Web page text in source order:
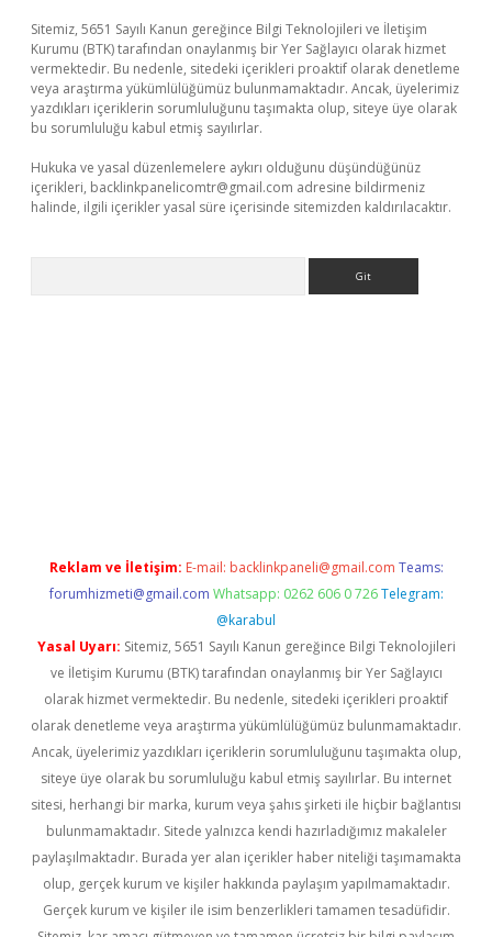
Sitemiz, 5651 Sayılı Kanun gereğince Bilgi Teknolojileri ve İletişim
Kurumu (BTK) tarafından onaylanmış bir Yer Sağlayıcı olarak hizmet
vermektedir. Bu nedenle, sitedeki içerikleri proaktif olarak denetleme
veya araştırma yükümlülüğümüz bulunmamaktadır. Ancak, üyelerimiz
yazdıkları içeriklerin sorumluluğunu taşımakta olup, siteye üye olarak
bu sorumluluğu kabul etmiş sayılırlar.
Hukuka ve yasal düzenlemelere aykırı olduğunu düşündüğünüz
içerikleri, backlinkpanelicomtr@gmail.com adresine bildirmeniz
halinde, ilgili içerikler yasal süre içerisinde sitemizden kaldırılacaktır.
Reklam ve İletişim: E-mail: backlinkpaneli@gmail.com Teams:
forumhizmeti@gmail.com Whatsapp: 0262 606 0 726 Telegram:
@karabul
Yasal Uyarı: Sitemiz, 5651 Sayılı Kanun gereğince Bilgi Teknolojileri
ve İletişim Kurumu (BTK) tarafından onaylanmış bir Yer Sağlayıcı
olarak hizmet vermektedir. Bu nedenle, sitedeki içerikleri proaktif
olarak denetleme veya araştırma yükümlülüğümüz bulunmamaktadır.
Ancak, üyelerimiz yazdıkları içeriklerin sorumluluğunu taşımakta olup,
siteye üye olarak bu sorumluluğu kabul etmiş sayılırlar. Bu internet
sitesi, herhangi bir marka, kurum veya şahıs şirketi ile hiçbir bağlantısı
bulunmamaktadır. Sitede yalnızca kendi hazırladığımız makaleler
paylaşılmaktadır. Burada yer alan içerikler haber niteliği taşımamakta
olup, gerçek kurum ve kişiler hakkında paylaşım yapılmamaktadır.
Gerçek kurum ve kişiler ile isim benzerlikleri tamamen tesadüfidir.